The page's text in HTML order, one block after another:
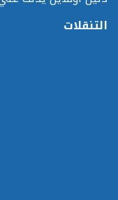
التنقلات